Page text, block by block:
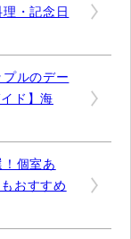
・記念日
プルのデー
ド】海
個室あ
おすすめ